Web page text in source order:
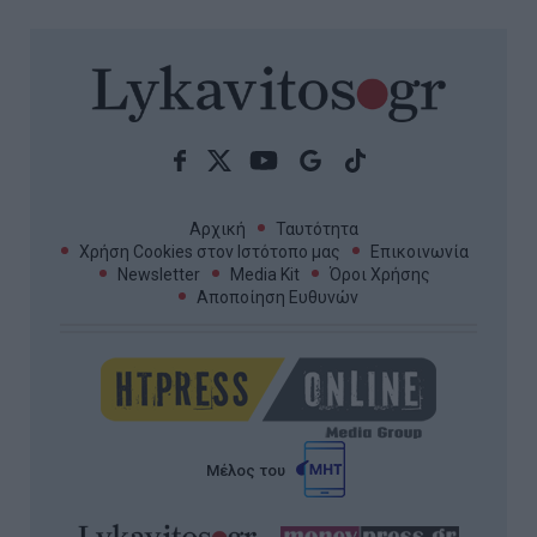
Αρχική
Ταυτότητα
Χρήση Cookies στον Ιστότοπο μας
Επικοινωνία
Newsletter
Media Kit
Όροι Χρήσης
Αποποίηση Ευθυνών
Μέλος του